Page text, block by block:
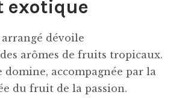
exotique
dévoile
arômes de fruits tropicaux.
domine, accompagnée par la
du fruit de la passion.